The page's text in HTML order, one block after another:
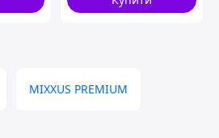
MIXXUS PREMIUM